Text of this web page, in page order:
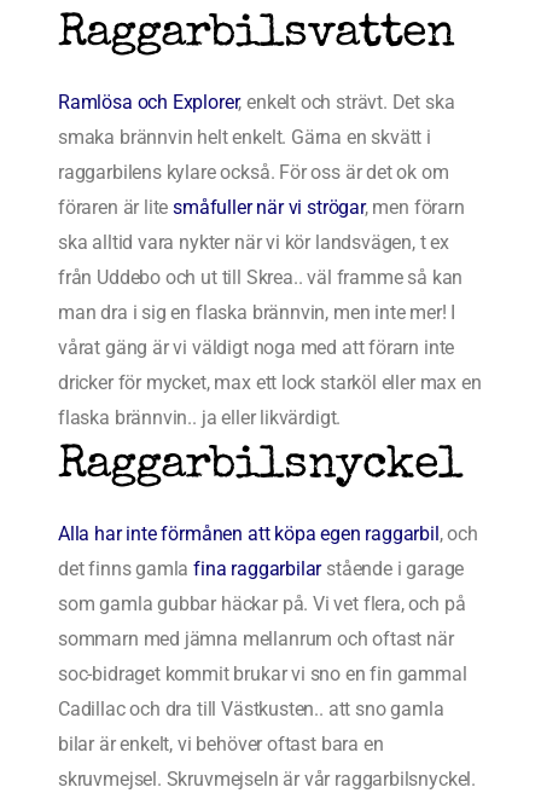
Raggarbilsvatten
Ramlösa och Explorer, enkelt och strävt. Det ska
smaka brännvin helt enkelt. Gärna en skvätt i
raggarbilens kylare också. För oss är det ok om
föraren är litesmåfuller när vi strögar, men förarn
ska alltid vara nykter när vi kör landsvägen, t ex
från Uddebo och ut till Skrea.. väl framme så kan
man dra i sig en flaska brännvin, men inte mer! I
vårat gäng är vi väldigt noga med att förarn inte
dricker för mycket, max ett lock starköl eller max en
flaska brännvin.. ja eller likvärdigt.
Raggarbilsnyckel
Alla har inte förmånen att köpa egen raggarbil , och
det finns gamlafina raggarbilarstående i garage
som gamla gubbar häckar på. Vi vet flera, och på
sommarn med jämna mellanrum och oftast när
soc-bidraget kommit brukar vi sno en fin gammal
Cadillac och dra till Västkusten.. att sno gamla
bilar är enkelt, vi behöver oftast bara en
skruvmejsel. Skruvmejseln är vår raggarbilsnyckel.